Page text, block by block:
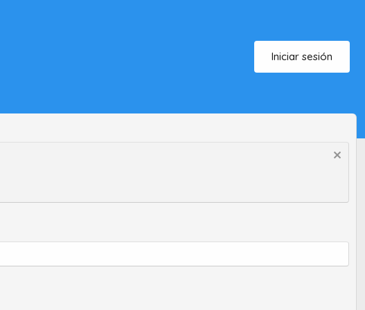
Iniciar sesión